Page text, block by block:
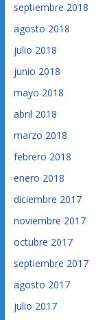
septiembre 2018
agosto 2018
julio 2018
junio 2018
mayo 2018
abril 2018
marzo 2018
febrero 2018
enero 2018
diciembre 2017
noviembre 2017
octubre 2017
septiembre 2017
agosto 2017
julio 2017